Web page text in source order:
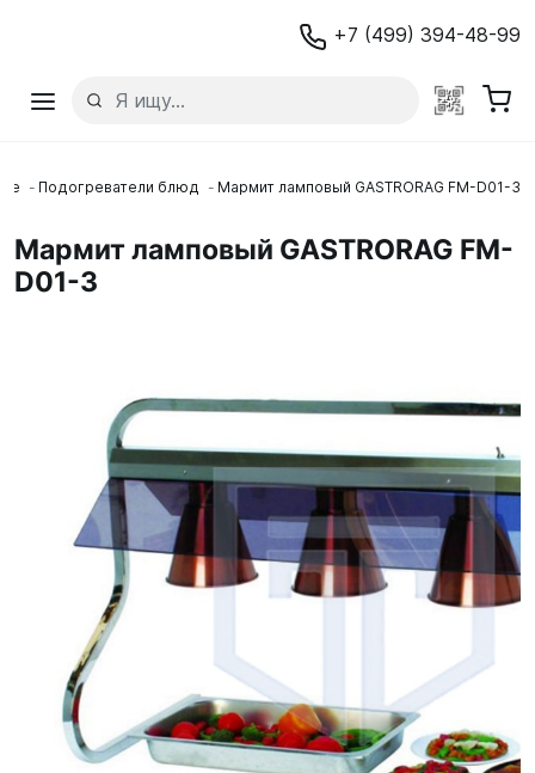
+7 (499) 394-48-99
Подогреватели блюд Мармит ламповый GASTRORAG FM-D01-3
Мармит ламповый GASTRORAG FM-
D01-3